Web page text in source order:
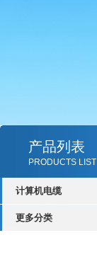
产品列表
PRODUCTS LIST
计算机电缆
更多分类